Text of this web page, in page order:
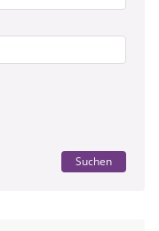
Suchen